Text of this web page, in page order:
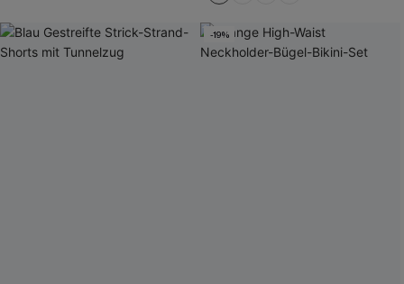
-19%